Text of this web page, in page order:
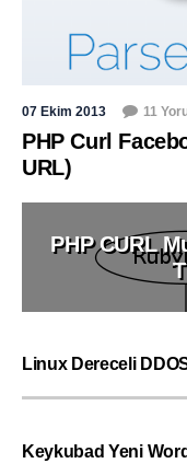
07 Ekim 2013 11
PHP Curl
URL)
PHP CURL
Linux Dereceli
Keykubad Yeni